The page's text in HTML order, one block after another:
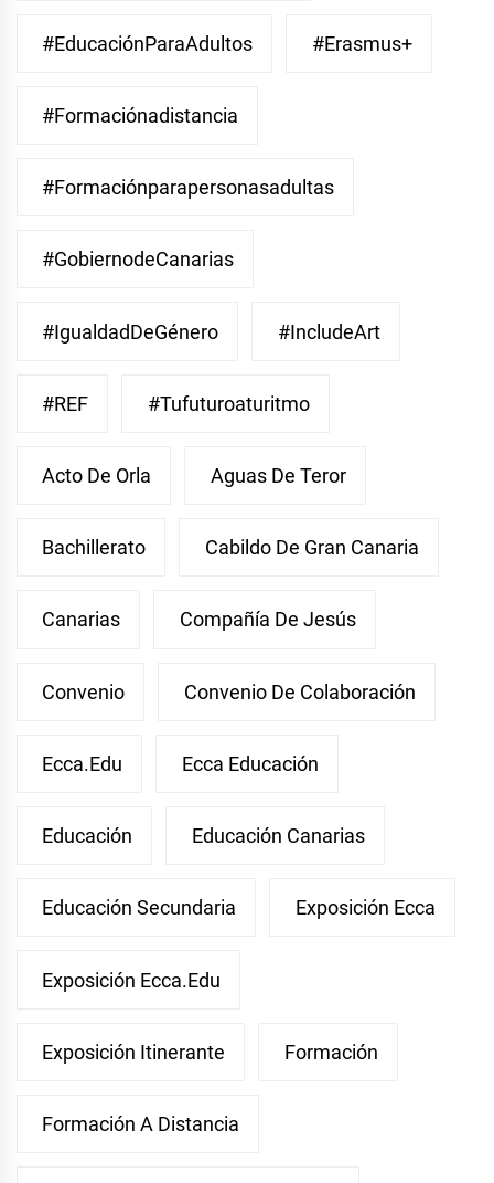
#EducaciónParaAdultos #Erasmus+
#Formaciónadistancia
#Formaciónparapersonasadultas
#GobiernodeCanarias
#IgualdadDeGénero #IncludeArt
#REF #Tufuturoaturitmo
Acto De Orla Aguas De Teror
Bachillerato Cabildo De Gran Canaria
Canarias Compañía De Jesús
Convenio Convenio De Colaboración
Ecca.edu Ecca Educación
Educación Educación Canarias
Educación Secundaria Exposición Ecca
Exposición Ecca.edu
Exposición Itinerante Formación
Formación A Distancia